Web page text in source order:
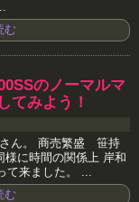
む
のノーマルマ
てみよう！
さん。 商売繁盛 笹持
様に時間の関係上 岸和
て来ました。 ...
む